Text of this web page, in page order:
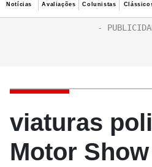
Notícias Avaliações Colunistas
viaturas
Motor Show